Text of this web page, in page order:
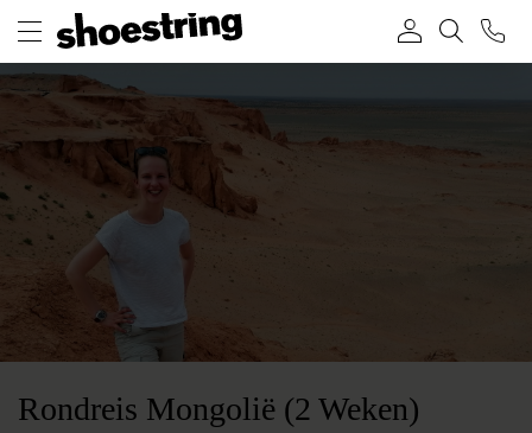
Rondreis Mongolië (2 Weken)